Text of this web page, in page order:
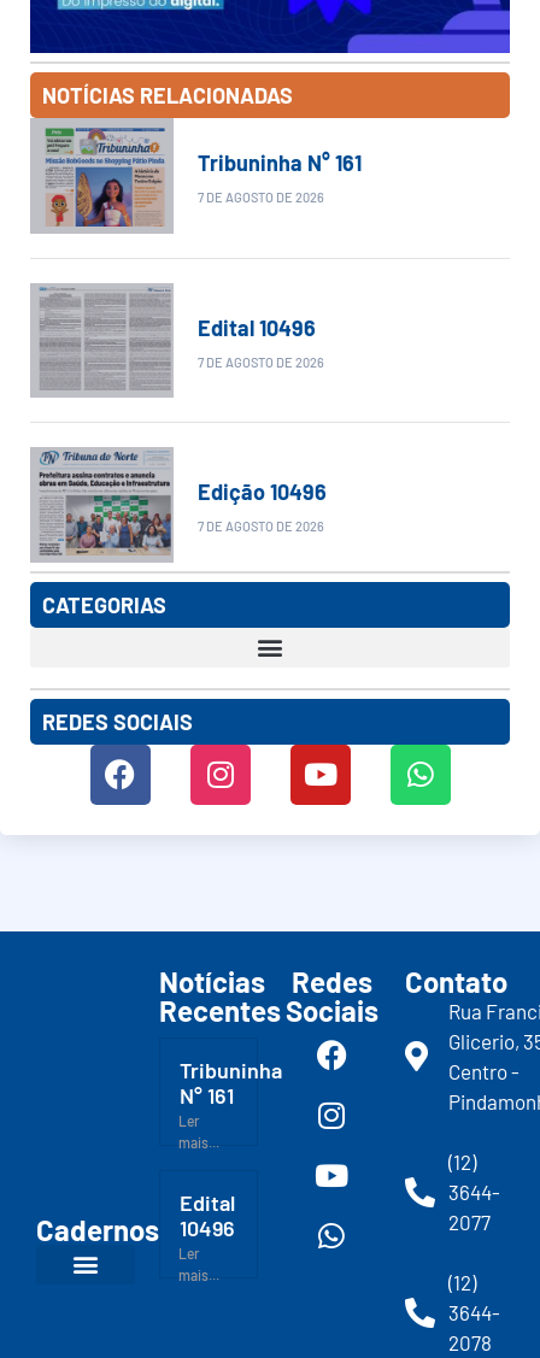
NOTÍCIAS RELACIONADAS
Tribuninha N° 161
7 DE AGOSTO DE 2026
Edital 10496
7 DE AGOSTO DE 2026
Edição 10496
7 DE AGOSTO DE 2026
CATEGORIAS
REDES SOCIAIS
Cadernos
Notícias
Recentes
Tribuninha
N° 161
Ler
mais...
Edital
10496
Ler
mais...
Redes
Sociais
Contato
Rua
Glicerio,
Centro -
(12)
3644-
2077
(12)
3644-
2078